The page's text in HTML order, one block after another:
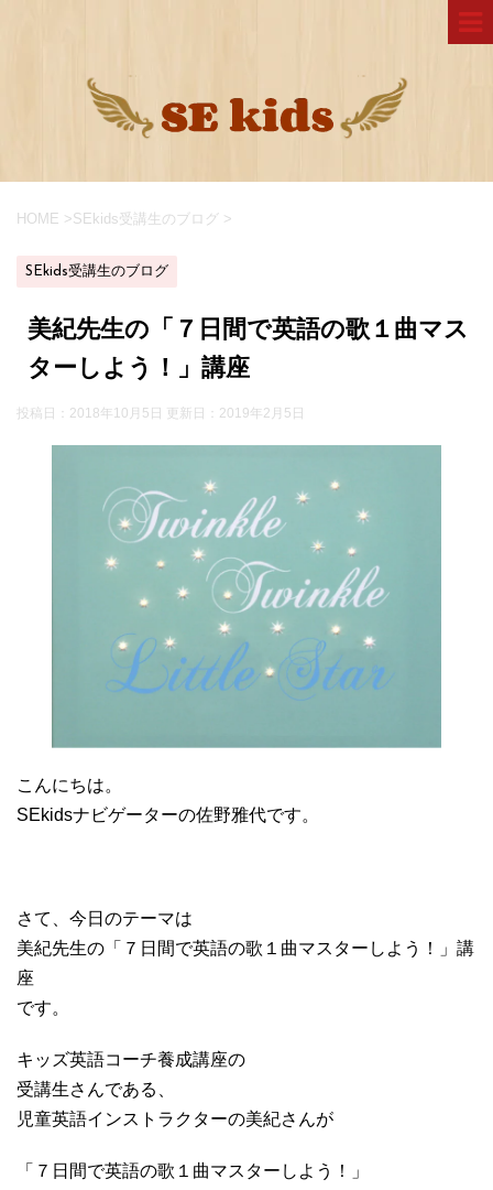
HOME >SEkids受講生のブログ >
SEkids受講生のブログ
美紀先生の「７日間で英語の歌１曲マス
ターしよう！」講座
投稿日：2018年10月5日 更新日： 2019年2月5日
こんにちは。
SEkidsナビゲーターの佐野雅代です。
さて、今日のテーマは
美紀先生の「７日間で英語の歌１曲マスターしよう！」講
座
です。
キッズ英語コーチ養成講座の
受講生さんである、
児童英語インストラクターの美紀さんが
「７日間で英語の歌１曲マスターしよう！」